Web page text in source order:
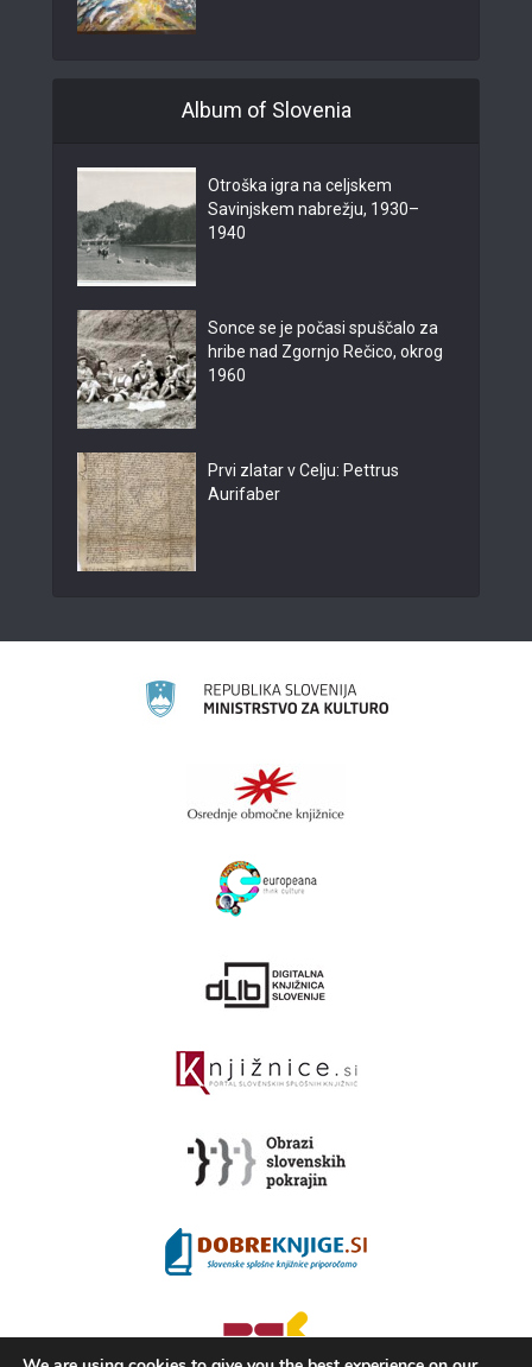
Album of Slovenia
Otroška igra na celjskem
Savinjskem nabrežju, 1930–
1940
Sonce se je počasi spuščalo za
hribe nad Zgornjo Rečico, okrog
1960
Prvi zlatar v Celju: Pettrus
Aurifaber